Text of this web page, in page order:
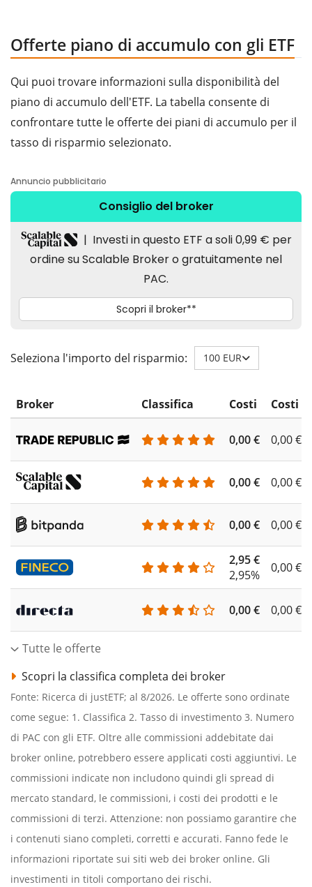
Offerte piano di accumulo con gli ETF
Qui puoi trovare informazioni sulla disponibilità del
piano di accumulo dell'ETF. La tabella consente di
confrontare tutte le offerte dei piani di accumulo per il
tasso di risparmio selezionato.
Seleziona l'importo del risparmio: 100 EUR
Broker Classifica Costi Costi
0,00 € 0,00 €
0,00 € 0,00 €
0,00 € 0,00 €
2,95 €
2,95%
0,00 €
0,00 € 0,00 €
Tutte le offerte
Scopri la classifica completa dei broker
Fonte: Ricerca di justETF; al 8/2026. Le offerte sono ordinate
come segue: 1. Classifica 2. Tasso di investimento 3. Numero
di PAC con gli ETF. Oltre alle commissioni addebitate dai
broker online, potrebbero essere applicati costi aggiuntivi. Le
commissioni indicate non includono quindi gli spread di
mercato standard, le commissioni, i costi dei prodotti e le
commissioni di terzi. Attenzione: non possiamo garantire che
i contenuti siano completi, corretti e accurati. Fanno fede le
informazioni riportate sui siti web dei broker online. Gli
investimenti in titoli comportano dei rischi.